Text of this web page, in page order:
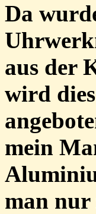
Da
aus der
wird
mein
man nur